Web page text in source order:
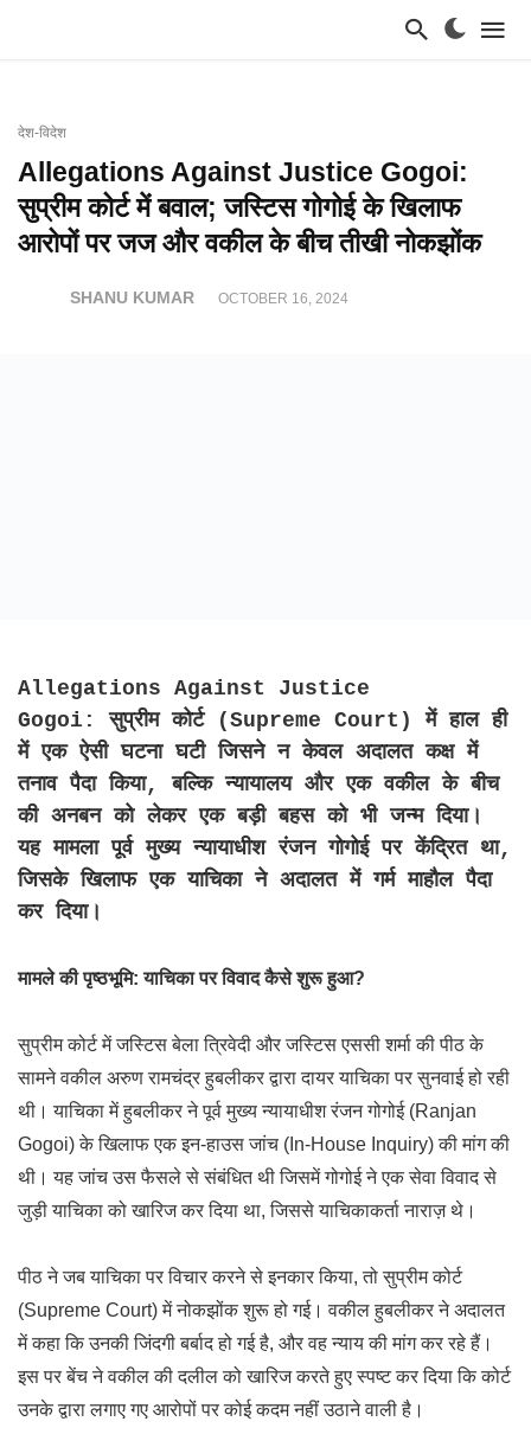
देश-विदेश
Allegations Against Justice Gogoi:
सुप्रीम कोर्ट में बवाल; जस्टिस गोगोई के खिलाफ
आरोपों पर जज और वकील के बीच तीखी नोकझोंक
SHANU KUMAR OCTOBER 16, 2024
Allegations Against Justice
Gogoi: सुप्रीम कोर्ट (Supreme Court) में हाल ही
में एक ऐसी घटना घटी जिसने न केवल अदालत कक्ष में
तनाव पैदा किया, बल्कि न्यायालय और एक वकील के बीच
की अनबन को लेकर एक बड़ी बहस को भी जन्म दिया।
यह मामला पूर्व मुख्य न्यायाधीश रंजन गोगोई पर केंद्रित था,
जिसके खिलाफ एक याचिका ने अदालत में गर्म माहौल पैदा
कर दिया।
मामले की पृष्ठभूमि: याचिका पर विवाद कैसे शुरू हुआ?
सुप्रीम कोर्ट में जस्टिस बेला त्रिवेदी और जस्टिस एससी शर्मा की पीठ के
सामने वकील अरुण रामचंद्र हुबलीकर द्वारा दायर याचिका पर सुनवाई हो रही
थी। याचिका में हुबलीकर ने पूर्व मुख्य न्यायाधीश रंजन गोगोई (Ranjan
Gogoi) के खिलाफ एक इन-हाउस जांच (In-House Inquiry) की मांग की
थी। यह जांच उस फैसले से संबंधित थी जिसमें गोगोई ने एक सेवा विवाद से
जुड़ी याचिका को खारिज कर दिया था, जिससे याचिकाकर्ता नाराज़ थे।
पीठ ने जब याचिका पर विचार करने से इनकार किया, तो सुप्रीम कोर्ट
(Supreme Court) में नोकझोंक शुरू हो गई। वकील हुबलीकर ने अदालत
में कहा कि उनकी जिंदगी बर्बाद हो गई है, और वह न्याय की मांग कर रहे हैं।
इस पर बेंच ने वकील की दलील को खारिज करते हुए स्पष्ट कर दिया कि कोर्ट
उनके द्वारा लगाए गए आरोपों पर कोई कदम नहीं उठाने वाली है।